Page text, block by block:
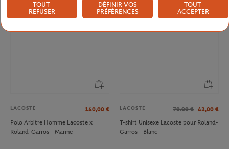
LACOSTE 140,00 €
Polo Arbitre Homme Lacoste x
Roland-Garros - Marine
LACOSTE 70.00 € 42,00 €
T-shirt Unisexe Lacoste pour Roland-
Garros - Blanc
TOUT
REFUSER
DÉFINIR VOS
PRÉFÉRENCES
TOUT
ACCEPTER